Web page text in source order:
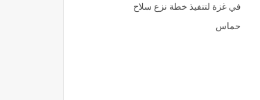
في غزة لتنفيذ خطة نزع سلاح
حماس